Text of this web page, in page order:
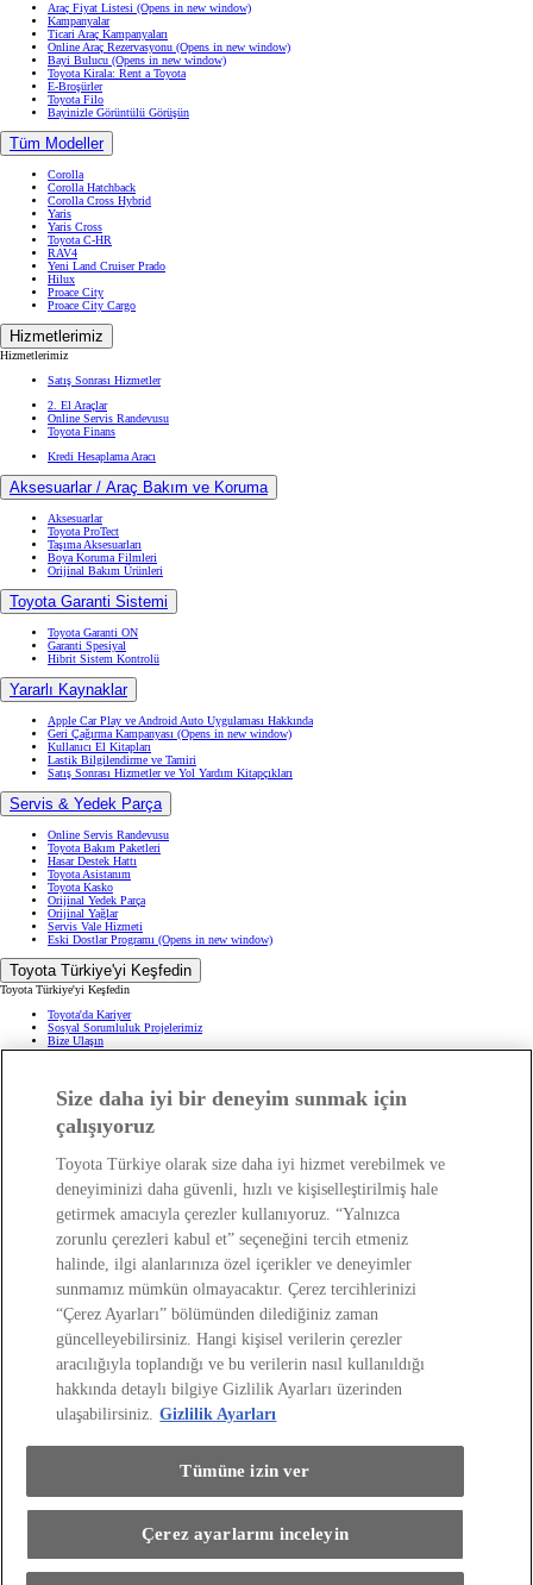
Bu araçla ilgileniyorum
Araç Fiyat Listesi (Opens in new window)
Kampanyalar
Ticari Araç Kampanyaları
Online Araç Rezervasyonu (Opens in new window)
Bayi Bulucu (Opens in new window)
Toyota Kirala: Rent a Toyota
E-Broşürler
Toyota Filo
Bayinizle Görüntülü Görüşün
Tüm Modeller
Corolla
Corolla Hatchback
Corolla Cross Hybrid
Yaris
Yaris Cross
Toyota C-HR
RAV4
Yeni Land Cruiser Prado
Hilux
Proace City
Proace City Cargo
Hizmetlerimiz
Hizmetlerimiz
Satış Sonrası Hizmetler
2. El Araçlar
Online Servis Randevusu
Toyota Finans
Kredi Hesaplama Aracı
Aksesuarlar / Araç Bakım ve Koruma
Aksesuarlar
Toyota ProTect
Taşıma Aksesuarları
Boya Koruma Filmleri
Orijinal Bakım Ürünleri
Toyota Garanti Sistemi
Toyota Garanti ON
Garanti Spesiyal
Hibrit Sistem Kontrolü
Yararlı Kaynaklar
Apple Car Play ve Android Auto Uygulaması Hakkında
Geri Çağırma Kampanyası (Opens in new window)
Kullanıcı El Kitapları
Lastik Bilgilendirme ve Tamiri
Satış Sonrası Hizmetler ve Yol Yardım Kitapçıkları
Servis & Yedek Parça
Online Servis Randevusu
Toyota Bakım Paketleri
Hasar Destek Hattı
Toyota Asistanım
Toyota Kasko
Orijinal Yedek Parça
Orijinal Yağlar
Servis Vale Hizmeti
Eski Dostlar Programı (Opens in new window)
Toyota Türkiye'yi Keşfedin
Toyota Türkiye'yi Keşfedin
Toyota'da Kariyer
Sosyal Sorumluluk Projelerimiz
Bize Ulaşın
Haberler ve Etkinlikler
Hafif Ticari: Toyota Professional
SUV
Toyota Blog
Ağaçlandırma Seferberliği
Yasal Bilgilendirme
Yasal Bilgilendirme
Yasal Uyarı ve Bilgilendirme
Çerez Politikası
Kişisel Verilerin Korunması
Kişisel Veri Paylaşımı ve İletişim İzni
Bilgi Toplumu Hizmetleri(Opens in new window)
TAKATA Hava Yastığı Geri Çağırma
Yakıt Ekonomisi ve CO2 Emisyonu
Pazarlama Faaliyetleri İçin Açık Rıza
Web Erişilebilirlik Beyanı
(Opens in new window)
(Opens in new window)
(Opens in new window)
Size daha iyi bir deneyim sunmak için
çalışıyoruz
Toyota Türkiye olarak size daha iyi hizmet verebilmek ve
deneyiminizi daha güvenli, hızlı ve kişiselleştirilmiş hale
getirmek amacıyla çerezler kullanıyoruz. “Yalnızca
zorunlu çerezleri kabul et” seçeneğini tercih etmeniz
halinde, ilgi alanlarınıza özel içerikler ve deneyimler
sunmamız mümkün olmayacaktır. Çerez tercihlerinizi
“Çerez Ayarları” bölümünden dilediğiniz zaman
güncelleyebilirsiniz. Hangi kişisel verilerin çerezler
aracılığıyla toplandığı ve bu verilerin nasıl kullanıldığı
hakkında detaylı bilgiye Gizlilik Ayarları üzerinden
ulaşabilirsiniz. Gizlilik Ayarları
Çerez ayarlarını inceleyin
Tümüne izin ver